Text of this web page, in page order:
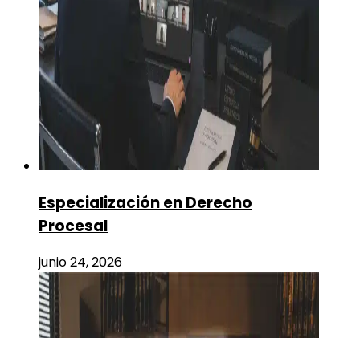
Especialización en Derecho
Procesal
junio 24, 2026